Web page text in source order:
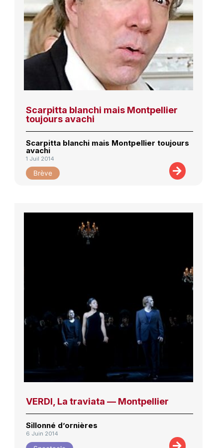
Scarpitta blanchi mais Montpellier
toujours avachi
Scarpitta blanchi mais Montpellier toujours
avachi
1 Juil 2014
Brève
VERDI, La traviata — Montpellier
Sillonné d’ornières
6 Juin 2014